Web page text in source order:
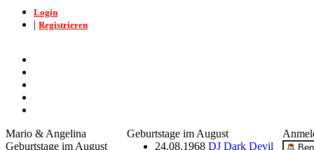
Login
| Registrieren
Mario & Angelina
Geburtstage im August
Geburtstage im August
24.08.1968 DJ Dark Devil